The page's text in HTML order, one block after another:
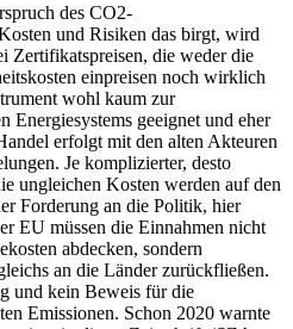
des CO2-
und Risiken das birgt, wird
Zertifikatspreisen, die weder die
einpreisen noch wirklich
wohl kaum zur
Energiesystems geeignet und eher
erfolgt mit den alten Akteuren
Je komplizierter, desto
ungleichen Kosten werden auf den
Forderung an die Politik, hier
EU müssen die Einnahmen nicht
abdecken, sondern
an die Länder zurückfließen.
und kein Beweis für die
Emissionen. Schon 2020 warnte